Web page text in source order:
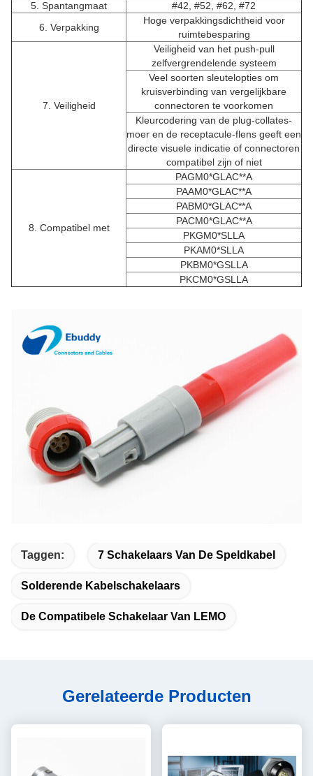
5. Spantangmaat
#42, #52, #62, #72
6. Verpakking
Hoge verpakkingsdichtheid voor
ruimtebesparing
7. Veiligheid
Veiligheid van het push-pull
zelfvergrendelende systeem
Veel soorten sleutelopties om
kruisverbinding van vergelijkbare
connectoren te voorkomen
Kleurcodering van de plug-collates-
moer en de receptacule-flens geeft een
directe visuele indicatie of connectoren
compatibel zijn of niet
8. Compatibel met
PAGM0*GLAC**A
PAAM0*GLAC**A
PABM0*GLAC**A
PACM0*GLAC**A
PKGM0*SLLA
PKAM0*SLLA
PKBM0*GSLLA
PKCM0*GSLLA
Taggen: 7 Schakelaars Van De Speldkabel
Solderende Kabelschakelaars
De Compatibele Schakelaar Van LEMO
Gerelateerde Producten